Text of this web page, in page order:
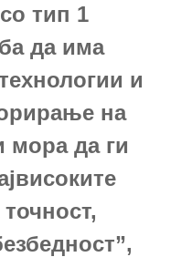
тип 1
да има
и
на
мора да ги